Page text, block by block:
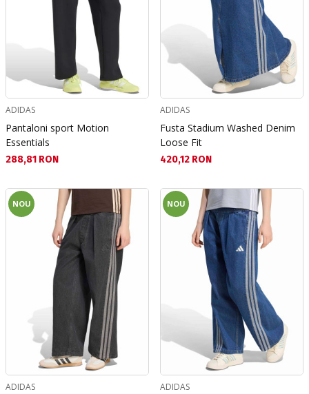
ADIDAS
Pantaloni sport Motion
Essentials
Текуща цена:
288,81 RON
ADIDAS
Fusta Stadium Washed Denim
Loose Fit
Текуща цена:
420,12 RON
NOU
ADIDAS
NOU
ADIDAS